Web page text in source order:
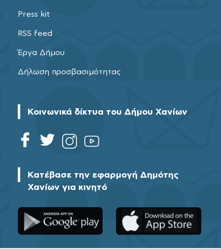
Press kit
RSS feed
Έργα Δήμου
Δήλωση προσβασιμότητας
Κοινωνικά δίκτυα του Δήμου Χανίων
Κατέβασε την εφαρμογή Δημότης
Χανίων για κινητό